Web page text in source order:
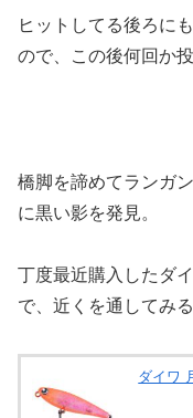
ヒットしてる後ろに
ので、この後何回か
橋脚を諦めてランガ
に黒い影を発見。
丁度最近購入したダ
で、近くを通してみ
ダイワ